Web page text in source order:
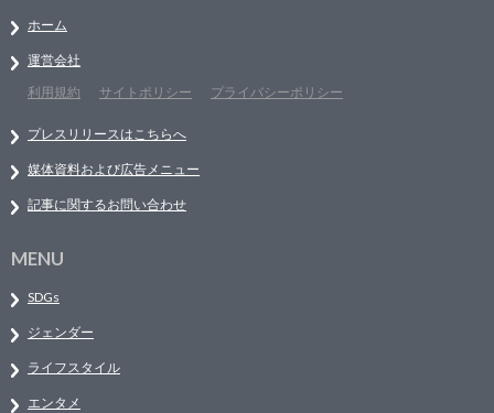
ホーム
運営会社
利用規約
サイトポリシー プライバシーポリシー
プレスリリースはこちらへ
媒体資料および広告メニュー
記事に関するお問い合わせ
MENU
SDGs
ジェンダー
ライフスタイル
エンタメ